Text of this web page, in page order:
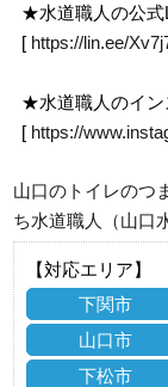
★水道職人の公式
[ https://lin.ee/
★水道職人のイン
[ https://
山口のトイレのつ
ち水道職人（山口
【対応エリア】
下関市
山口市
下松市